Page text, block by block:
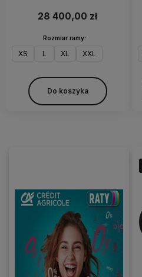
28 400,00 zł
Rozmiar ramy:
XS L XL XXL
Do koszyka